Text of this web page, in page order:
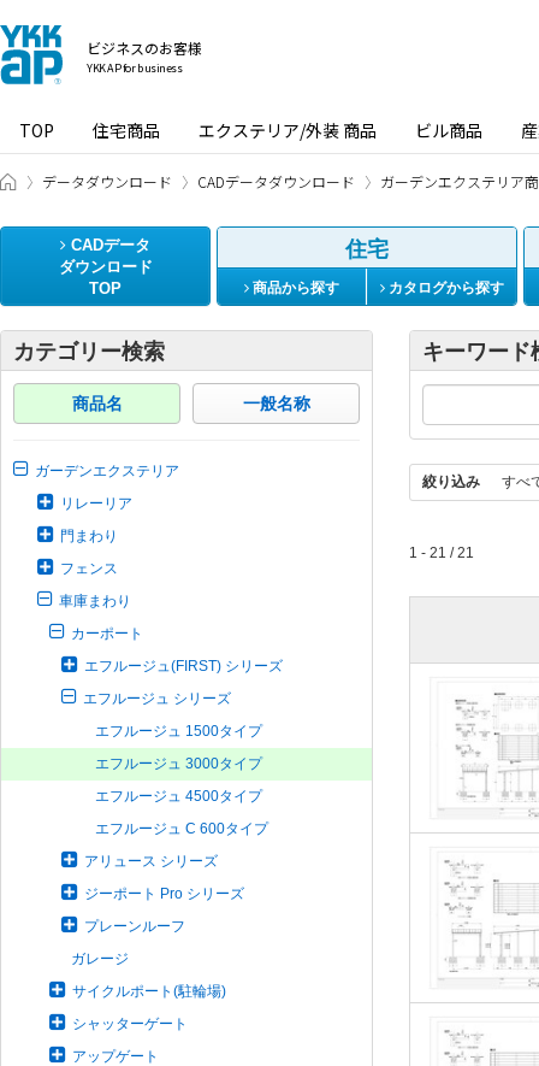
ビジネスのお客様
YKK AP for business
TOP 住宅商品 エクステリア/外装 商品 ビル商品
ビジネスのお客様 HOME
データダウンロード CADデータダウンロード ガーデンエクステリア
CADデータ
ダウンロード
TOP
住宅
商品から探す カタログから探す
カテゴリー検索
商品名 一般名称
ガーデンエクステリア
リレーリア
門まわり
フェンス
車庫まわり
カーポート
エフルージュ(FIRST) シリーズ
エフルージュ シリーズ
エフルージュ 1500タイプ
エフルージュ 3000タイプ
エフルージュ 4500タイプ
エフルージュ C 600タイプ
アリュース シリーズ
ジーポート Pro シリーズ
プレーンルーフ
ガレージ
サイクルポート(駐輪場)
シャッターゲート
アップゲート
キーワード
絞り込み すべ
1 - 21 / 21